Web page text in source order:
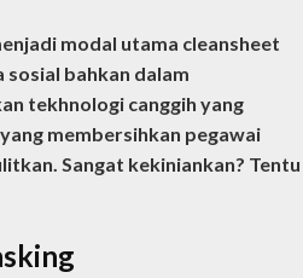
modal utama cleansheet
bahkan dalam
tekhnologi canggih yang
membersihkan pegawai
Sangat kekiniankan? Tentu